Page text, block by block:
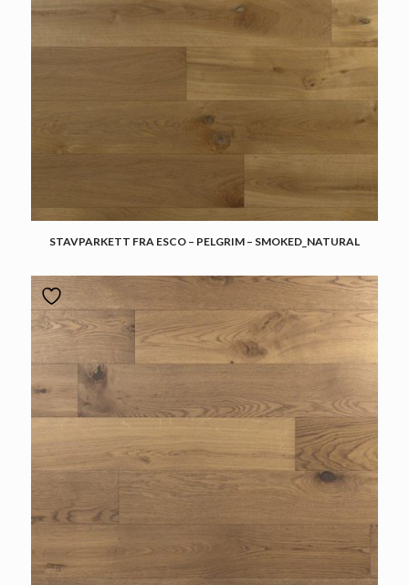
STAVPARKETT FRA ESCO – PELGRIM – SMOKED_NATURAL